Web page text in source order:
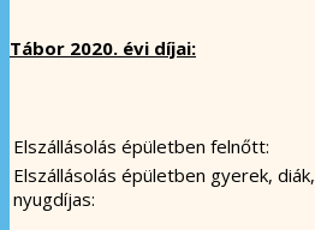
Tábor 2020. évi díjai:
Elszállásolás épületben felnőtt:
Elszállásolás épületben gyerek, diák,
nyugdíjas: